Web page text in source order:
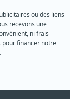
ou des liens
recevons une
ni frais
pour financer notre